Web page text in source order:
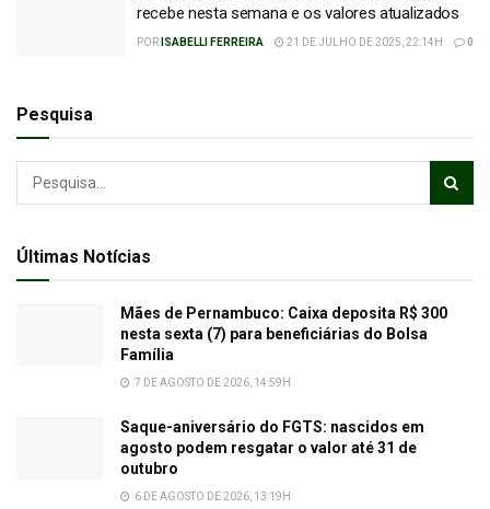
recebe nesta semana e os valores atualizados
POR ISABELLI FERREIRA 21 DE JULHO DE 2025, 22:14H 0
Pesquisa
Últimas Notícias
Mães de Pernambuco: Caixa deposita R$ 300
nesta sexta (7) para beneficiárias do Bolsa
Família
7 DE AGOSTO DE 2026, 14:59H
Saque-aniversário do FGTS: nascidos em
agosto podem resgatar o valor até 31 de
outubro
6 DE AGOSTO DE 2026, 13:19H